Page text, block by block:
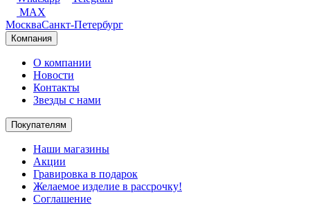
MAX
МоскваСанкт-Петербург
Компания
О компании
Новости
Контакты
Звезды с нами
Покупателям
Наши магазины
Акции
Гравировка в подарок
Желаемое изделие в рассрочку!
Соглашение